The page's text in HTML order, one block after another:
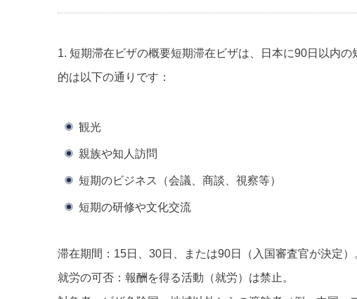
1. 短期滞在ビザの概要短期滞在ビザは、日本に90日以内
的は以下の通りです：
観光
親族や知人訪問
短期のビジネス（会議、商談、視察等）
短期の研修や文化交流
滞在期間 ：15日、30日、または90日（入国審査官が決定）
就労の可否 ：報酬を得る活動（就労）は禁止。